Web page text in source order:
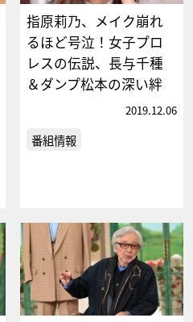
指原莉乃、メイク崩れ
るほど号泣！女子プロ
レスの伝説、長与千種
＆ダンプ松本の深い絆
2019.12.06
番組情報